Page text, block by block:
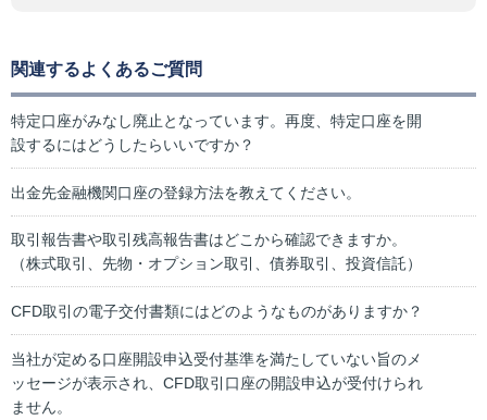
関連するよくあるご質問
特定口座がみなし廃止となっています。再度、特定口座を開
設するにはどうしたらいいですか？
出金先金融機関口座の登録方法を教えてください。
取引報告書や取引残高報告書はどこから確認できますか。
（株式取引、先物・オプション取引、債券取引、投資信託）
CFD取引の電子交付書類にはどのようなものがありますか？
当社が定める口座開設申込受付基準を満たしていない旨のメ
ッセージが表示され、CFD取引口座の開設申込が受付けられ
ません。